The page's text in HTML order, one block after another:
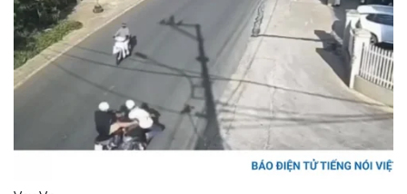
Tin nóng
Quân sự - Quốc phòng
Vũ khí
Việt Nam
Phân tích